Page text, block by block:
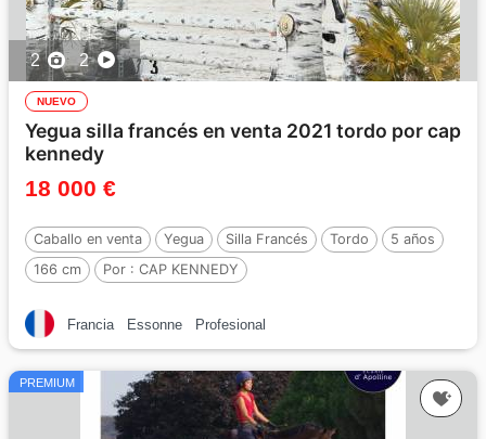
2 2
NUEVO
Yegua silla francés en venta 2021 tordo por cap
kennedy
18 000 €
Caballo en venta Yegua Silla Francés Tordo
5 años
166 cm
Por : CAP KENNEDY
Francia Essonne Profesional
PREMIUM